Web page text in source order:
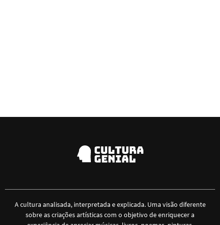
A cultura analisada, interpretada e explicada. Uma visão diferente
sobre as criações artísticas com o objetivo de enriquecer a